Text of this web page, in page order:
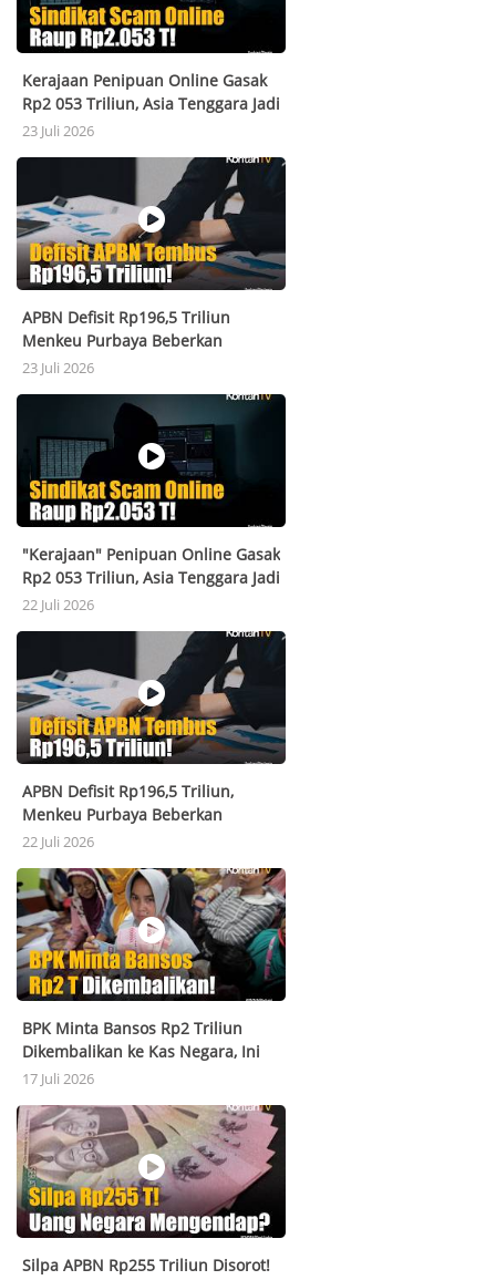
Kerajaan Penipuan Online Gasak
Rp2 053 Triliun, Asia Tenggara Jadi
Markas
23 Juli 2026
APBN Defisit Rp196,5 Triliun
Menkeu Purbaya Beberkan
Kondisi Terbaru RI
23 Juli 2026
"Kerajaan" Penipuan Online Gasak
Rp2 053 Triliun, Asia Tenggara Jadi
Markas
22 Juli 2026
APBN Defisit Rp196,5 Triliun,
Menkeu Purbaya Beberkan
Kondisi Terbaru RI
22 Juli 2026
BPK Minta Bansos Rp2 Triliun
Dikembalikan ke Kas Negara, Ini
Penjelasan Kemensos
17 Juli 2026
Silpa APBN Rp255 Triliun Disorot!